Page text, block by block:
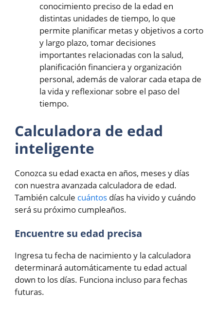
conocimiento preciso de la edad en
distintas unidades de tiempo, lo que
permite planificar metas y objetivos a corto
y largo plazo, tomar decisiones
importantes relacionadas con la salud,
planificación financiera y organización
personal, además de valorar cada etapa de
la vida y reflexionar sobre el paso del
tiempo.
Calculadora de edad
inteligente
Conozca su edad exacta en años, meses y días
con nuestra avanzada calculadora de edad.
También calcule cuántos días ha vivido y cuándo
será su próximo cumpleaños.
Encuentre su edad precisa
Ingresa tu fecha de nacimiento y la calculadora
determinará automáticamente tu edad actual
down to los días. Funciona incluso para fechas
futuras.